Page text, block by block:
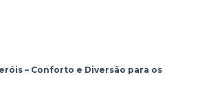
– Conforto e Diversão para os